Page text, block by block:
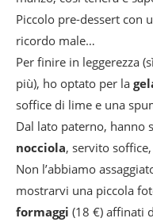
Piccolo pre-dessert con
ricordo male…
Per finire in leggerezza
più), ho optato per la
soffice di lime e una
Dal lato paterno, hanno
nocciola, servito
Non l’abbiamo
mostrarvi una piccola
formaggi (18 €) affinati